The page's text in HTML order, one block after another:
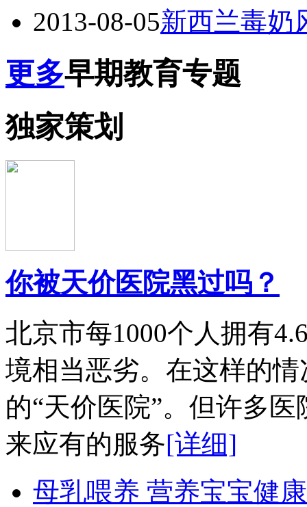
2013-08-05新西兰毒奶
更多早期教育专题
独家策划
你被天价医院黑过吗？
北京市每1000个人拥有
境相当恶劣。在这样的
的“天价医院”。但许多
来应有的服务[详细]
母乳喂养 营养宝宝健